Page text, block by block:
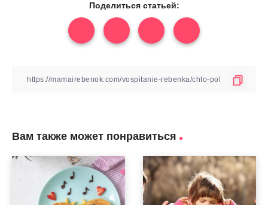
Поделиться статьей:
Вам также может понравиться